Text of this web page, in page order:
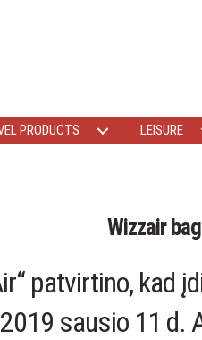
PRODUCTS LEISURE
Wizzair
patvirtino, kad
sausio 11 d.